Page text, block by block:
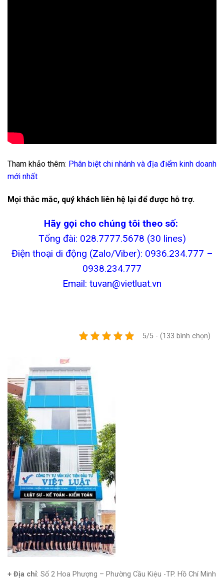
Tham khảo thêm: Phân biệt chi nhánh và địa điểm kinh doanh
mới nhất
Mọi thắc mắc, quý khách liên hệ lại để được hỗ trợ.
Hãy gọi cho chúng tôi theo số:
Tổng đài: 028.7777.5678 (30 lines)
Điện thoại di động (Zalo/Viber): 0936.234.777 –
0938.234.777
Email: tuvan@vietluat.vn
5/5 - (133 bình chọn)
+ Địa chỉ: Số 2 Hoa Phượng – Phường Cầu Kiệu -TP. Hồ Chí Minh